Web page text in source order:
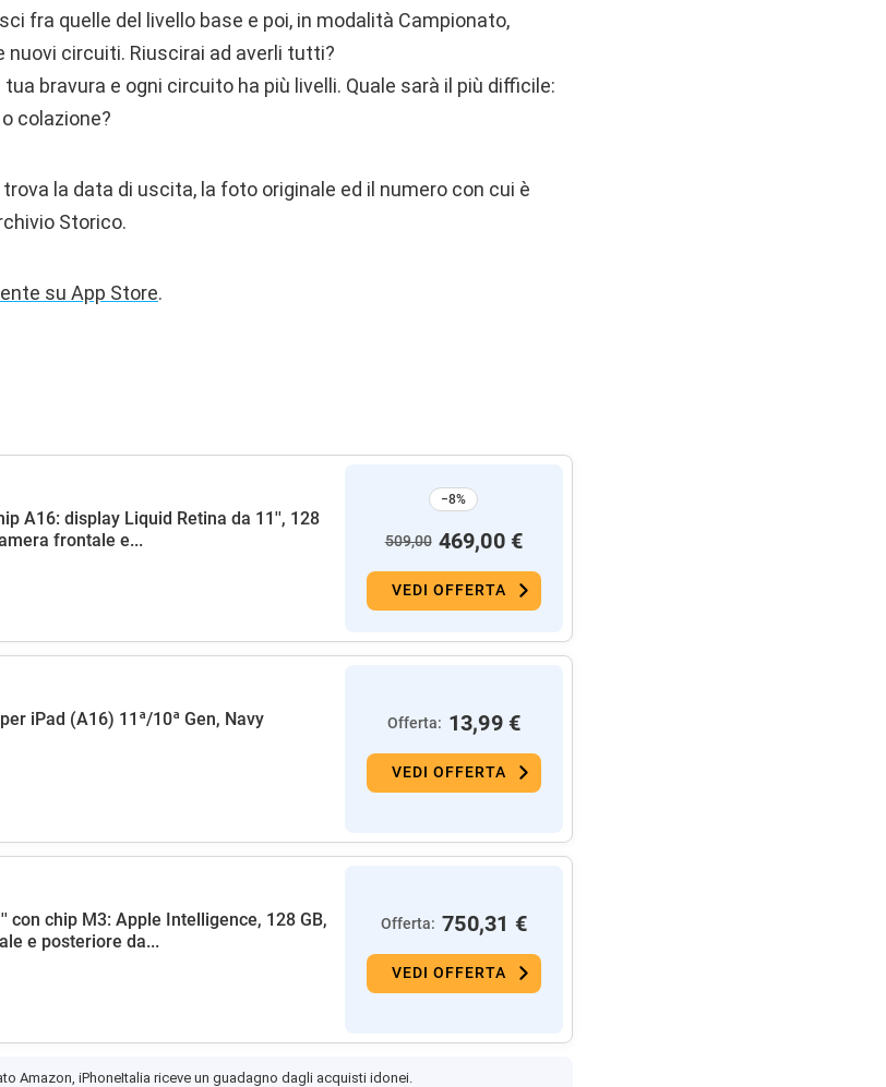
fra quelle del livello base e poi, in modalità Campionato,
nuovi circuiti. Riuscirai ad averli tutti?
bravura e ogni circuito ha più livelli. Quale sarà il più difficile:
colazione?
la data di uscita, la foto originale ed il numero con cui è
Storico.
su App Store.
A16: display Liquid Retina da 11'', 128
frontale e...
−8%
509,00 469,00 €
VEDI OFFERTA
iPad (A16) 11ª/10ª Gen, Navy Offerta: 13,99 €
VEDI OFFERTA
con chip M3: Apple Intelligence, 128 GB,
e posteriore da...
Offerta: 750,31 €
VEDI OFFERTA
Amazon, iPhoneItalia riceve un guadagno dagli acquisti idonei.